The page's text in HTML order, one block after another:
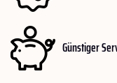
Günstiger